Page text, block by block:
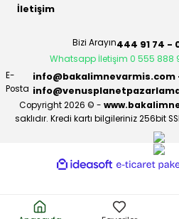
İletişim
Bizi Arayın444 91 74 -
Whatsapp İletişim 0 555 888
E-
Posta
info@bakalimnevarmis.com
Copyright 2026 © -
saklıdır. Kredi kartı bilgileriniz 256bit
ideasoft